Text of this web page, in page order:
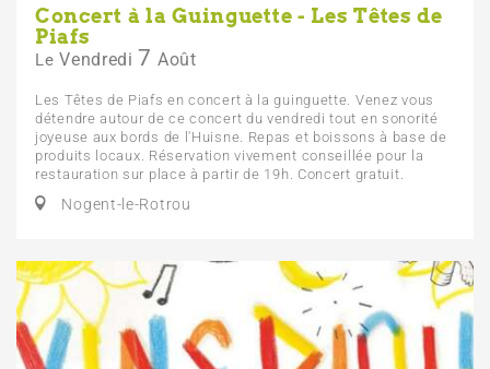
Concert à la Guinguette - Les Têtes de
Piafs
Le Vendredi 7 Août
Les Têtes de Piafs en concert à la guinguette. Venez vous
détendre autour de ce concert du vendredi tout en sonorité
joyeuse aux bords de l'Huisne. Repas et boissons à base de
produits locaux. Réservation vivement conseillée pour la
restauration sur place à partir de 19h. Concert gratuit.
Nogent-le-Rotrou